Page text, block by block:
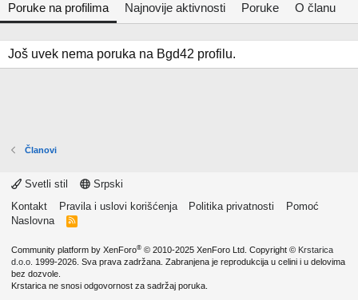
Poruke na profilima Najnovije aktivnosti Poruke O članu
Još uvek nema poruka na Bgd42 profilu.
Članovi
Svetli stil
Srpski
Kontakt
Pravila i uslovi korišćenja Politika privatnosti
Pomoć
Naslovna
R
Community platform by XenForo® © 2010-2025 XenForo Ltd. Copyright © Krstarica
d.o.o. 1999-2026. Sva prava zadržana. Zabranjena je reprodukcija u celini i u delovima
bez dozvole.
Krstarica ne snosi odgovornost za sadržaj poruka.